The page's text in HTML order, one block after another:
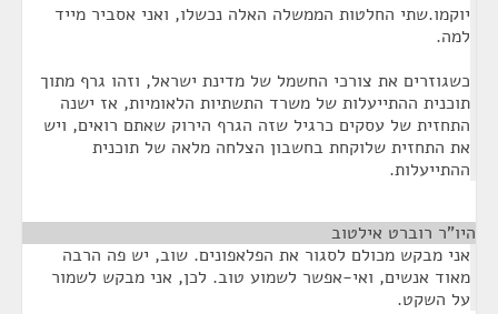
יוקמו.שתי החלטות הממשלה האלה נכשלו, ואני אסביר מייד
למה.
כשגוזרים את צורכי החשמל של מדינת ישראל, וזהו גרף מתוך
תוכנית ההתייעלות של משרד התשתיות הלאומיות, אז ישנה
התחזית של עסקים כרגיל שזה הגרף הירוק שאתם רואים, ויש
את התחזית שלוקחת בחשבון הצלחה מלאה של תוכנית
ההתייעלות.
היו"ר רוברט אילטוב
אני מבקש מכולם לסגור את הפלאפונים. שוב, יש פה הרבה
מאוד אנשים, ואי-אפשר לשמוע טוב. לכן, אני מבקש לשמור
על השקט.